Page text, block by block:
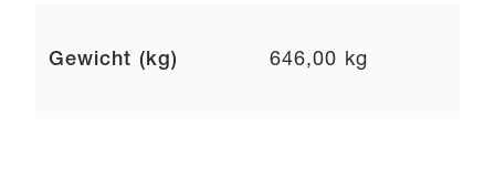
Gewicht (kg) 646,00 kg